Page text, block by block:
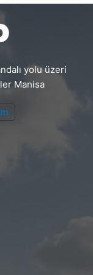
yolu üzeri
Manisa